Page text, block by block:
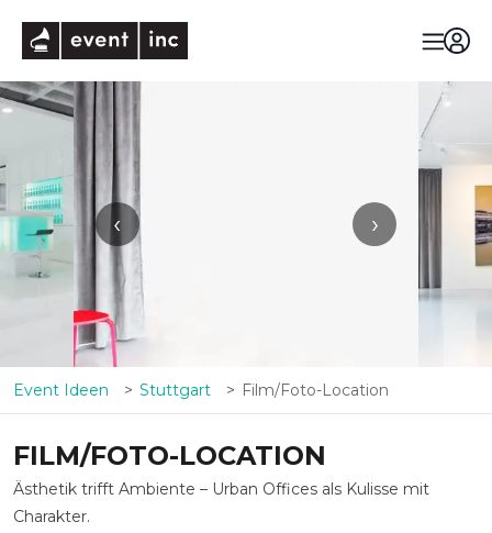
‹ ›
Event Ideen Stuttgart Film/Foto-Location
FILM/FOTO-LOCATION
Ästhetik trifft Ambiente – Urban Offices als Kulisse mit
Charakter.